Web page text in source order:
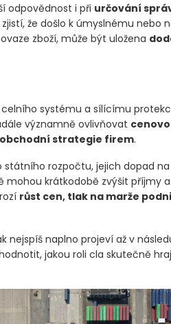
odpovědnost i při určování
že došlo k úmyslnému nebo
zboží, může být uložena
systému a sílícímu
významně ovlivňovat
strategie firem.
státního rozpočtu, jejich dopad
mohou krátkodobě zvýšit příjmy
růst cen, tlak na marže
nejspíš naplno projeví až v
jakou roli cla skutečně